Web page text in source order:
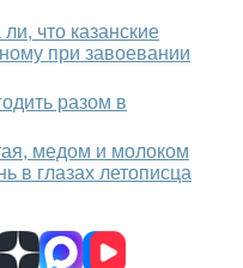
что казанские
при завоевании
разом в
медом и молоком
в глазах летописца